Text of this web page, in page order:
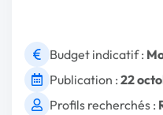
Budget indicatif :
Publication : 22
Profils recherchés :